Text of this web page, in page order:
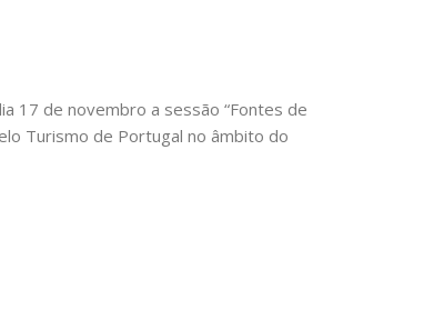
17 de novembro a sessão “Fontes de
Turismo de Portugal no âmbito do